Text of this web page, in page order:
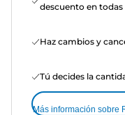
descuento en todas
Haz cambios y
Tú decides la
Más información sobre